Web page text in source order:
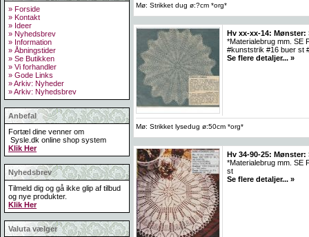
» Forside
» Kontakt
» Ideer
» Nyhedsbrev
» Information
» Åbningstider
» Se Butikken
» Vi forhandler
» Gode Links
» Arkiv: Nyheder
» Arkiv: Nyhedsbrev
Anbefal
Fortæl dine venner om
Sysle.dk online shop system
Klik Her
Nyhedsbrev
Tilmeld dig og gå ikke glip af tilbud
og nye produkter.
Klik Her
Valuta vælger
Mø: Strikket dug ø:?cm *org*
Hv xx-xx-14:
*Materialebrug mm. SE
#kunststrik #16 buer st
Se flere detaljer... »
Mø: Strikket lysedug ø:50cm *org*
Hv 34-90-25:
*Materialebrug mm. SE
st
Se flere detaljer... »